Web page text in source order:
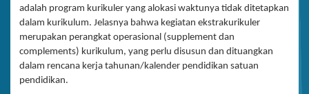
adalah program kurikuler yang alokasi waktunya tidak ditetapkan
dalam kurikulum. Jelasnya bahwa kegiatan ekstrakurikuler
merupakan perangkat operasional (supplement dan
complements) kurikulum, yang perlu disusun dan dituangkan
dalam rencana kerja tahunan/kalender pendidikan satuan
pendidikan.